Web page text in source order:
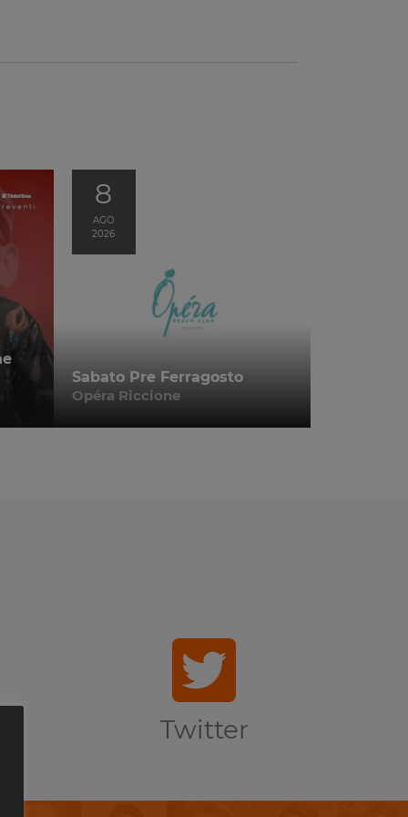
8
AGO
2026
Sabato Pre Ferragosto
Opéra Riccione
Twitter